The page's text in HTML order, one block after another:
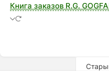
Книга заказов R.G.